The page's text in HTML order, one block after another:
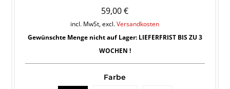
59,00 €
incl. MwSt, excl.Versandkosten
Gewünschte Menge nicht auf Lager: LIEFERFRIST BIS ZU 3
WOCHEN !
Farbe